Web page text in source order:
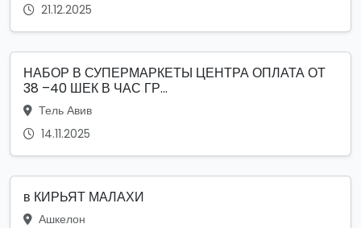
21.12.2025
НАБОР В СУПЕРМАРКЕТЫ ЦЕНТРА ОПЛАТА ОТ
38 –40 ШЕК В ЧАС ГР...
Тель Авив
14.11.2025
в КИРЬЯТ МАЛАХИ
Ашкелон